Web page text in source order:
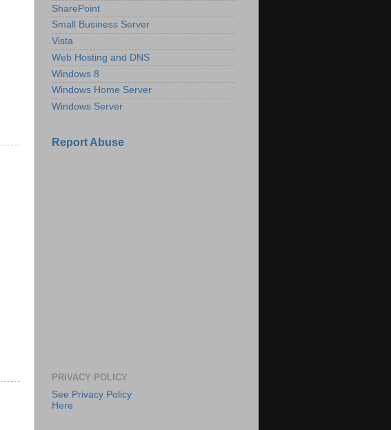
SharePoint
Small Business Server
Vista
Web Hosting and DNS
Windows 8
Windows Home Server
Windows Server
Report Abuse
PRIVACY POLICY
See Privacy Policy
Here